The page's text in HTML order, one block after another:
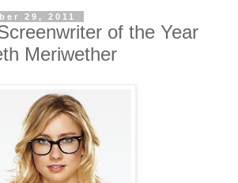
29, 2011
of the Year
Meriwether